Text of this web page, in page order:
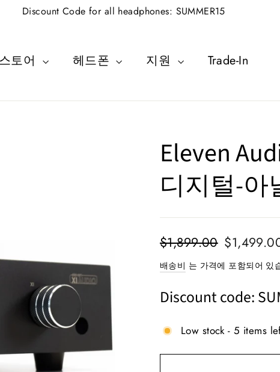
Discount Code for all headphones: SUMMER15
스토어 헤드폰 지원 Trade-In
Eleven
디지털-아
일
가
격
$1,899.00 판
가
배송비 는 가격에 포함되어 있
Discount code:
Low stock - 5 items